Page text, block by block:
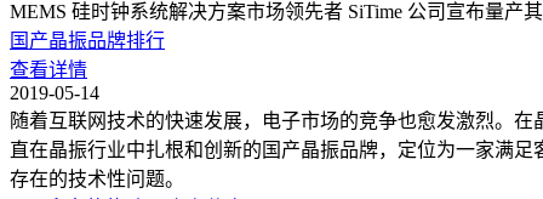
MEMS 硅时钟系统解决方案市场领先者 SiTime 公司宣布量产
国产晶振品牌排行
查看详情
2019-05-14
随着互联网技术的快速发展，电子市场的竞争也愈发激烈。
直在晶振行业中扎根和创新的国产晶振品牌，定位为一家满
存在的技术性问题。